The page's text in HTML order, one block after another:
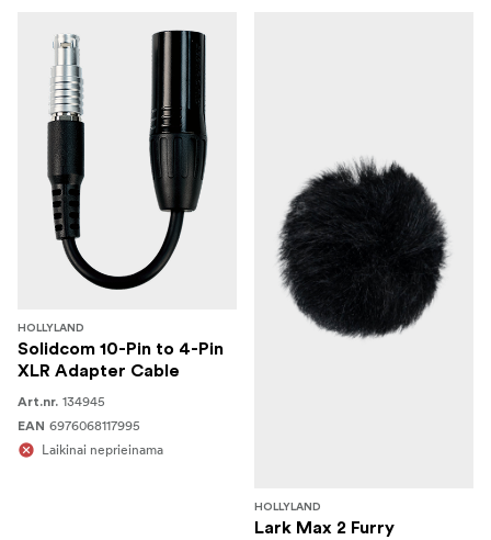
HOLLYLAND
Solidcom 10-Pin to 4-Pin
XLR Adapter Cable
Art.nr. 134945
EAN 6976068117995
Laikinai neprieinama
HOLLYLAND
Lark Max 2 Furry